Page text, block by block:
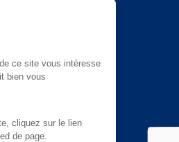
ce site vous intéresse
bien vous
cliquez sur le lien
de page.